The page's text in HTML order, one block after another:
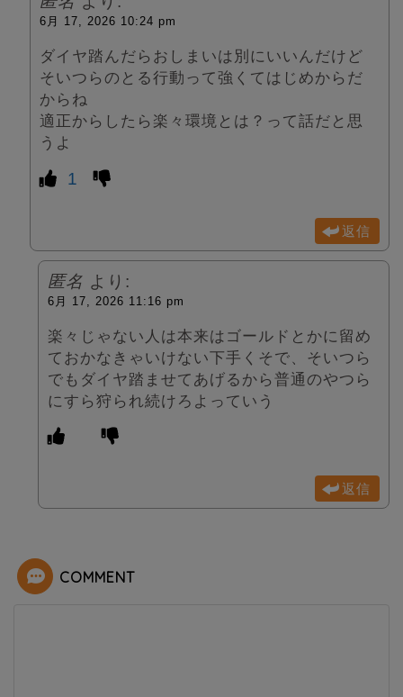
6月 17, 2026 10:24 pm
ダイヤ踏んだらおしまいは別にいいんだけど
そいつらのとる行動って強くてはじめからだ
からね
適正からしたら楽々環境とは？って話だと思
うよ
1
返信
匿名 より:
6月 17, 2026 11:16 pm
楽々じゃない人は本来はゴールドとかに留め
ておかなきゃいけない下手くそで、そいつら
でもダイヤ踏ませてあげるから普通のやつら
にすら狩られ続けろよっていう
返信
COMMENT